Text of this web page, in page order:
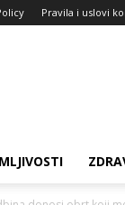
Pravila i uslovi